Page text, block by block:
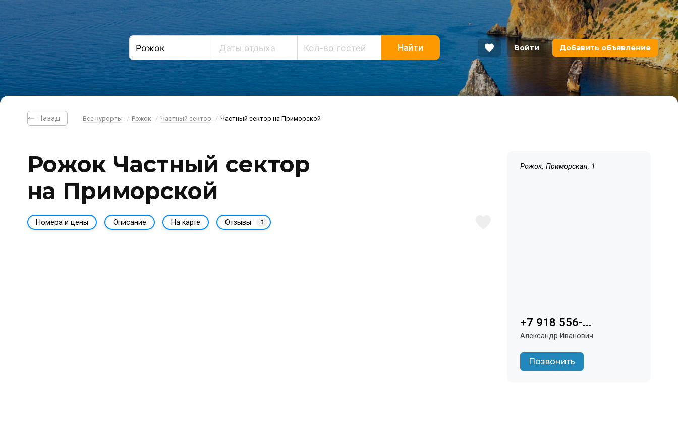
Найти Войти Добавить объявление
⃪ Назад Все курорты Рожок Частный сектор Частный сектор на Приморской
Рожок Частный сектор
на Приморской
Номера и цены Описание На карте Отзывы 3
Рожок, Приморская, 1
+7 918 556-...
Александр Иванович
Позвонить